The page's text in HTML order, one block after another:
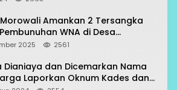
Amankan 2 Tersangka
WNA di Desa
2025 2561
Dianiaya dan Dicemarkan Nama
Laporkan Oknum Kades dan